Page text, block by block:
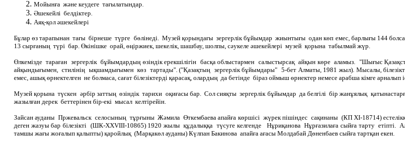
Мойынға және кеудеге тағылатындар.
Әшекейлі белдіктер.
Аяқ-қол әшекейлері
Бұлар өз тарапынан тағы бірнеше түрге бөлінеді. Музей қорындағы зергерлік бұйымдар жиынтығы одан көп емес, барлығы 144
13 сырғаның түрі бар. Өкінішке орай, өңіржиек, шекелік, шашбау, шолпы, сәукеле әшекейлері музей қорына табылмай жүр.
Өлкемізде тараған зергерлік бұйымдардың өзіндік ерекшілігін басқа облыстармен салыстырсақ айқын көре аламыз. "Шығыс
айқындығымен, стилінің ықшамдығымен көз тартады". ("Қазақтың зергерлік бұйымдары" 5-бет Алматы, 1981 жыл). Мысалы,
емес, ашық өрнектелген не болмаса, сағат білезіктерді қарасақ, олардың да бетінде біраз оймыш өрнектер немесе арабша кімге арналып
Музей қорына түскен әрбір заттың өзіндік тарихи оқиғасы бар. Сол сияқты зергерлік бұйымдар да белгілі бір жанұялық
жазылған дерек беттерінен бір-екі мысал келтірейін.
Зайсан ауданы Пржевальск селосының тұрғыны Жәмила Өткембаева апайға көршісі жүрек пішіндес сақинаны (КП ХІ-18714)
деген жазуы бар білезікті (ШК-ХХVІІІ-10865) 1920 жылы құдалыққа түсуге келгенде Нұриқанова Нұрғазилаға сыйға тарту
тамшы жағы жоғалып қалыпты) қаройлық (Марқакөл ауданы) Күлпан Бакинова апайға ағасы Молдабай Дөненбаев сыйға тартқан екен.